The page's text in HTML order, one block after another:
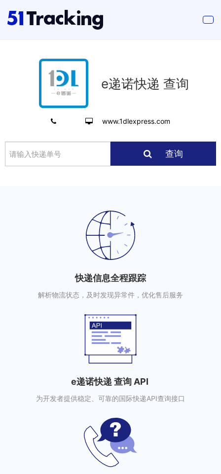
e递诺快递 查询
www.1dlexpress.com
查询
快递信息全程跟踪
解析物流状态，及时发现异常件，优化售后服务
e递诺快递 查询 API
为开发者提供稳定、可靠的国际快递API查询接口